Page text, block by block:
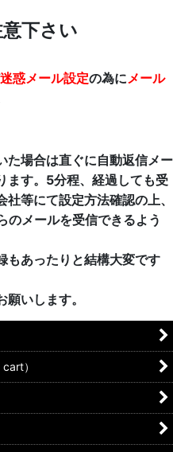
下さい
迷惑メール設定の為に メール
た場合は直ぐに自動返信メー
ます。5分程、経過しても受
等にて設定方法確認の上、
のメールを受信できるよう
もあったりと結構大変です
いします。
）